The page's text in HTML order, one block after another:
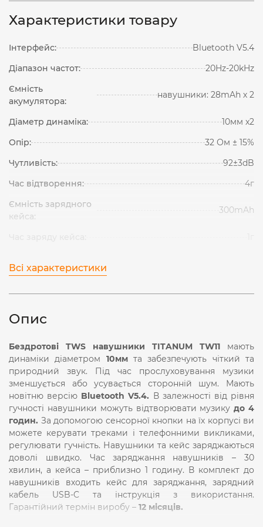
Характеристики товару
Інтерфейс:
Bluetooth V5.4
Діапазон частот:
20Hz-20kHz
Ємність
акумулятора:
навушники: 28mAh х 2
Діаметр динаміка:
10мм x2
Опір:
32 Ом ± 15%
Чутливість:
92±3dB
Час відтворення:
4г
Ємність зарядного
кейса:
300mAh
Всі характеристики
Опис
Бездротові TWS навушники TITANUM TW11 мають
динаміки діаметром 10ммта забезпечують чіткий та
природний звук. Під час прослуховування музики
зменшується або усувається сторонній шум. Мають
новітню версію Bluetooth V5.4. В залежності від рівня
гучності навушники можуть відтворювати музикудо 4
годин. За допомогою сенсорної кнопки на їх корпусі ви
можете керувати треками і телефонними викликами,
регулювати гучність. Навушники та кейс заряджаються
доволі швидко. Час заряджання навушників – 30
хвилин, а кейса – приблизно 1 годину. В комплект до
навушників входить кейс для заряджання, зарядний
кабель USB-C та інструкція з використання.
Гарантійний термін виробу – 12 місяців.